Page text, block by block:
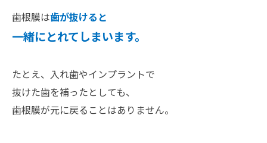
歯根膜は歯が抜けると
一緒にとれてしまいます。
たとえ、入れ歯やインプラントで
抜けた歯を補ったとしても、
歯根膜が元に戻ることはありません。